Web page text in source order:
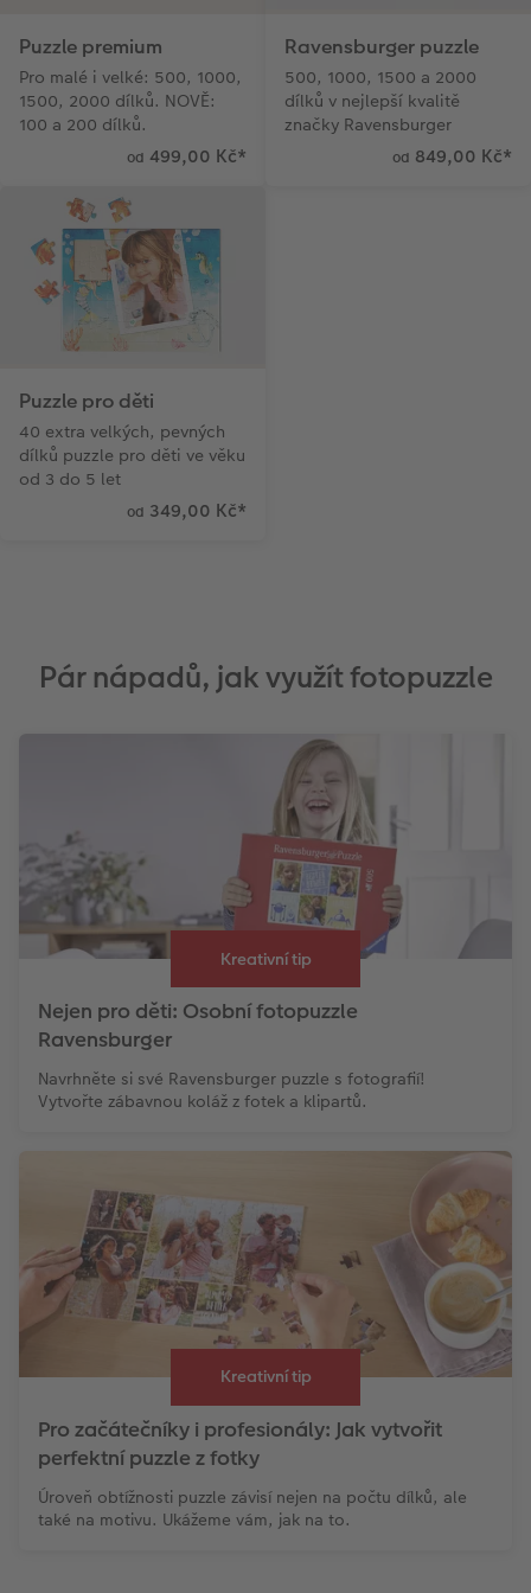
Puzzle premium
Pro malé i velké: 500, 1000,
1500, 2000 dílků. NOVĚ:
100 a 200 dílků.
od 499,00 Kč*
Ravensburger puzzle
500, 1000, 1500 a 2000
dílků v nejlepší kvalitě
značky Ravensburger
od 849,00 Kč*
Puzzle pro děti
40 extra velkých, pevných
dílků puzzle pro děti ve věku
od 3 do 5 let
od 349,00 Kč*
Pár nápadů, jak využít fotopuzzle
Kreativní tip
Nejen pro děti: Osobní fotopuzzle
Ravensburger
Navrhněte si své Ravensburger puzzle s fotografií!
Vytvořte zábavnou koláž z fotek a klipartů.
Kreativní tip
Pro začátečníky i profesionály: Jak vytvořit
perfektní puzzle z fotky
Úroveň obtížnosti puzzle závisí nejen na počtu dílků, ale
také na motivu. Ukážeme vám, jak na to.